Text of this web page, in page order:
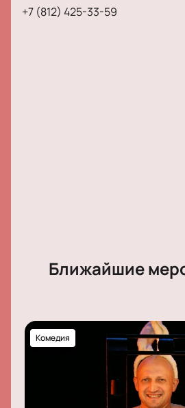
+7 (812) 425-33-59
Ближайшие
Комедия